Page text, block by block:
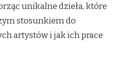
unikalne dzieła, które
stosunkiem do
artystów i jak ich prace